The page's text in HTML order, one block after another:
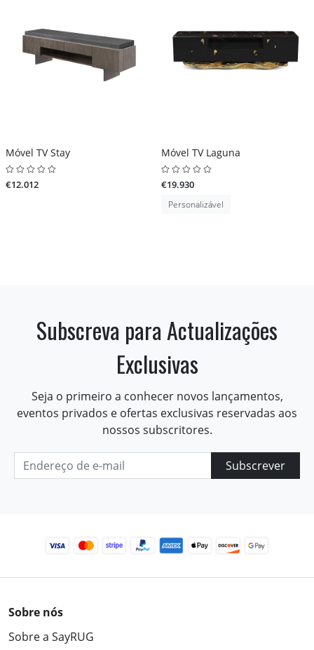
Móvel TV Stay
€12.012
Móvel TV Laguna
€19.930
Personalizável
Subscreva para Actualizações
Exclusivas
Seja o primeiro a conhecer novos lançamentos,
eventos privados e ofertas exclusivas reservadas aos
nossos subscritores.
Subscrever
Sobre nós
Sobre a SayRUG